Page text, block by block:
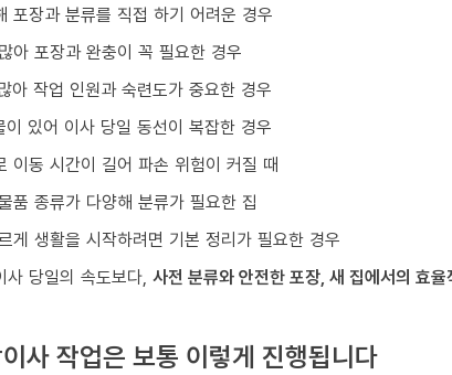
포장과 분류를 직접 하기 어려운 경우
아 포장과 완충이 꼭 필요한 경우
아 작업 인원과 숙련도가 중요한 경우
이 있어 이사 당일 동선이 복잡한 경우
이동 시간이 길어 파손 위험이 커질 때
품 종류가 다양해 분류가 필요한 집
게 생활을 시작하려면 기본 정리가 필요한 경우
사 당일의 속도보다, 사전 분류와 안전한 포장, 새 집에서의 효율
사 작업은 보통 이렇게 진행됩니다